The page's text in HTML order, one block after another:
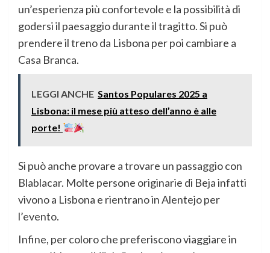
un’esperienza più confortevole e la possibilità di
godersi il paesaggio durante il tragitto. Si può
prendere il treno da Lisbona per poi cambiare a
Casa Branca.
LEGGI ANCHE Santos Populares 2025 a
Lisbona: il mese più atteso dell’anno è alle
porte!
Si può anche provare a trovare un passaggio con
Blablacar. Molte persone originarie di Beja infatti
vivono a Lisbona e rientrano in Alentejo per
l’evento.
Infine, per coloro che preferiscono viaggiare in